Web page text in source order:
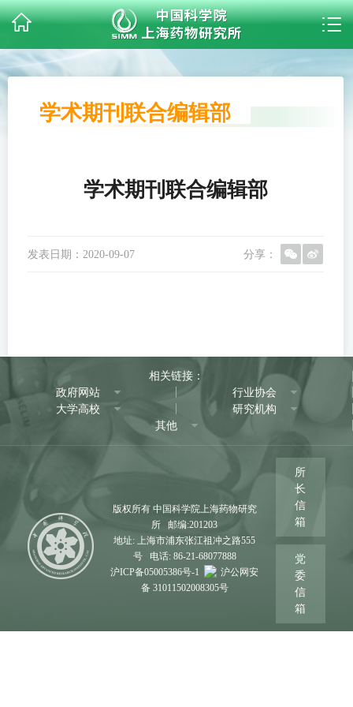
学术期刊联合编辑部
学术期刊联合编辑部
发表日期： 2020-09-07 分享：
相关链接：
政府网站
行业协会
大学高校
研究机构
其他
版权所有 中国科学院上海药物研究
所 邮编:201203
地址: 上海市浦东张江祖冲之路555
号 电话: 86-21-68077888
沪ICP备05005386号-1
沪公网安
备 31011502008305号
所
长
信
箱
党
委
信
箱